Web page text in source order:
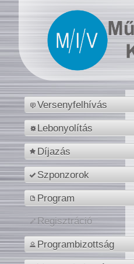
Versenyfelhívás
Lebonyolítás
Díjazás
Szponzorok
Program
Regisztráció
Programbizottság